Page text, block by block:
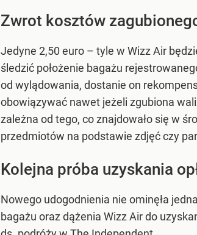
Zwrot kosztów
Jedyne 2,50 euro – tyle w Wizz Air
śledzić położenie bagażu
od wylądowania, dostanie on
obowiązywać nawet jeżeli zgubiona
zależna od tego, co znajdowało się w
przedmiotów na podstawie zdjęć czy
Kolejna próba uzyskania
Nowego udogodnienia nie ominęła
bagażu oraz dążenia Wizz Air do